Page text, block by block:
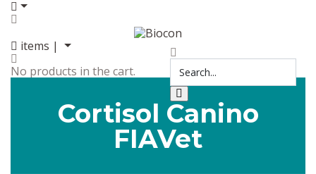
items |
No products in the cart.
Cortisol Canino
FIAVet